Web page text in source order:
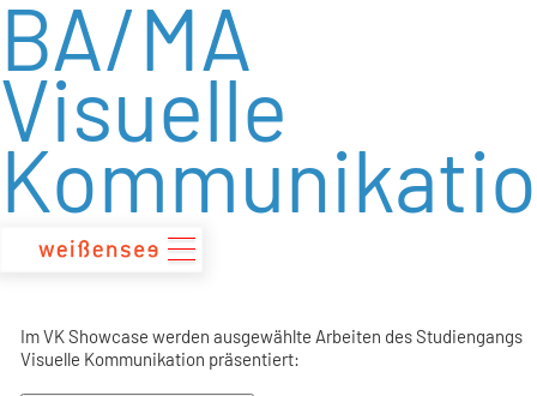
zum
Inhalt
BA/MA
Visuelle
Im VK Showcase werden ausgewählte Arbeiten des Studiengangs
Visuelle Kommunikation präsentiert: